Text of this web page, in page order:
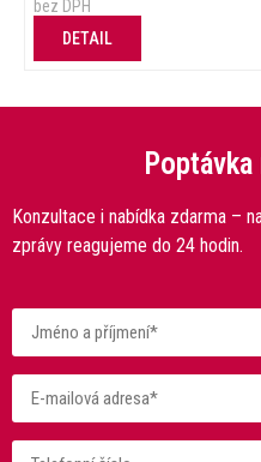
bez DPH
DETAIL
Konzultace i nabídka zdarma –
zprávy reagujeme do 24 hodin.